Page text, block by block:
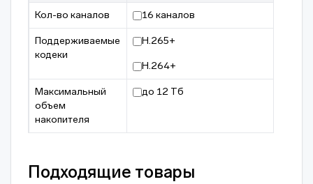
Кол-во каналов 16 каналов
Поддерживаемые
кодеки
H.265+
H.264+
Максимальный
объем
накопителя
до 12 Тб
Подходящие товары